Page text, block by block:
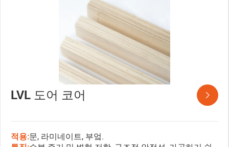
LVL 도어 코어 
적용:문, 라미네이트, 부엌.